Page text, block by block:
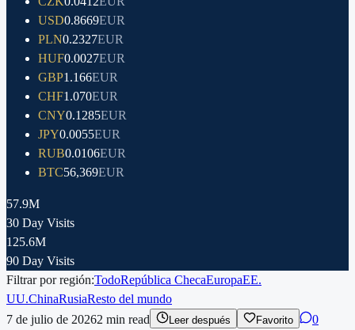
USD0.8669EUR
PLN0.2327EUR
HUF0.0027EUR
GBP1.166EUR
CHF1.070EUR
CNY0.1285EUR
JPY0.0055EUR
RUB0.0106EUR
BTC56,369EUR
57.9M
30 Day Visits
125.6M
90 Day Visits
Filtrar por región:TodoRepública ChecaEuropaEE.
UU.ChinaRusiaResto del mundo
7 de julio de 20262 min read Leer después Favorito
0